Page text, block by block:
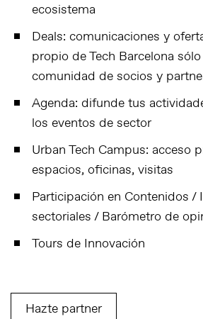
ecosistema
Deals: comunicaciones y
propio de Tech Barcelona
comunidad de socios y
Agenda: difunde tus
los eventos de sector
Urban Tech Campus: acceso
espacios, oficinas, visitas
Participación en Contenidos /
sectoriales / Barómetro de
Tours de Innovación
Hazte partner